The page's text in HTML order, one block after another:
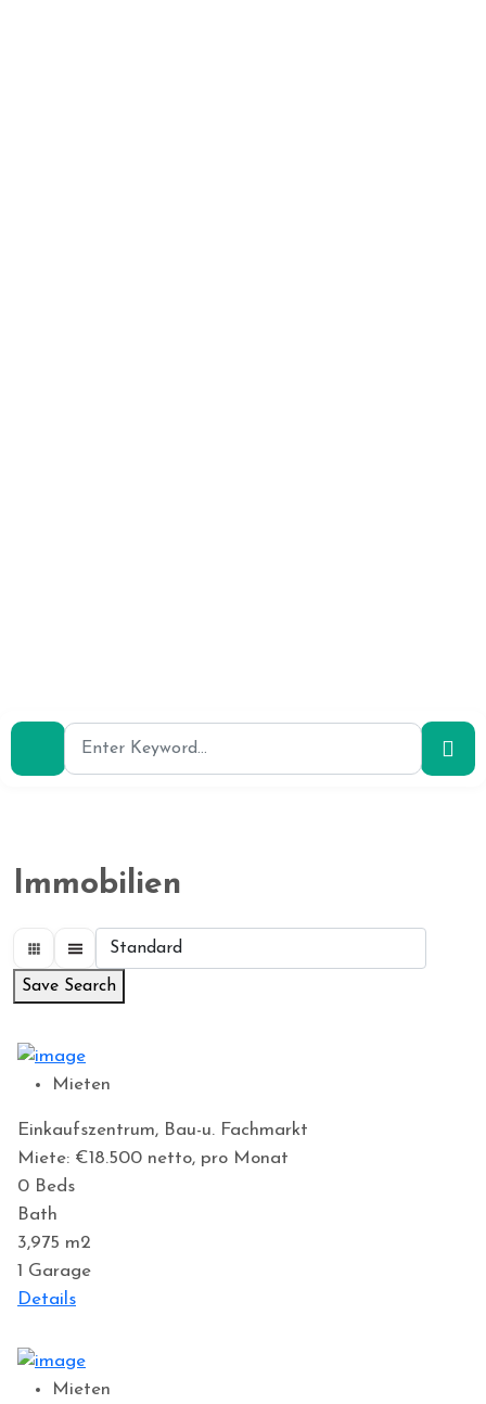
Immobilien
Save Search
Mieten
Einkaufszentrum, Bau-u. Fachmarkt
Miete: €18.500 netto, pro Monat
0 Beds
Bath
3,975 m2
1 Garage
Details
Mieten